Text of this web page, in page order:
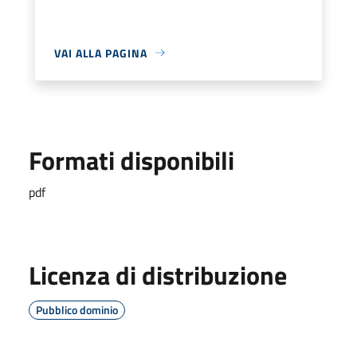
VAI ALLA PAGINA
Formati disponibili
pdf
Licenza di distribuzione
Pubblico dominio